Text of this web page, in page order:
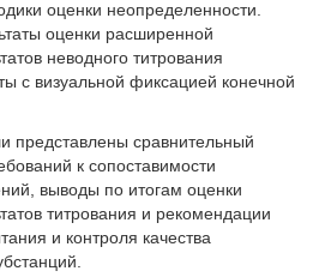
оценки неопределенности.
оценки расширенной
неводного титрования
с визуальной фиксацией конечной
представлены сравнительный
к сопоставимости
выводы по итогам оценки
титрования и рекомендации
и контроля качества